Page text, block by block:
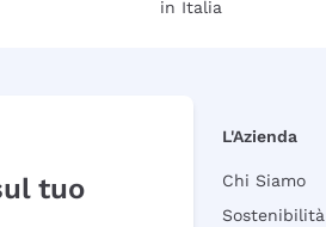
in Italia
tuo
L'Azienda
Chi Siamo
Sostenibilità